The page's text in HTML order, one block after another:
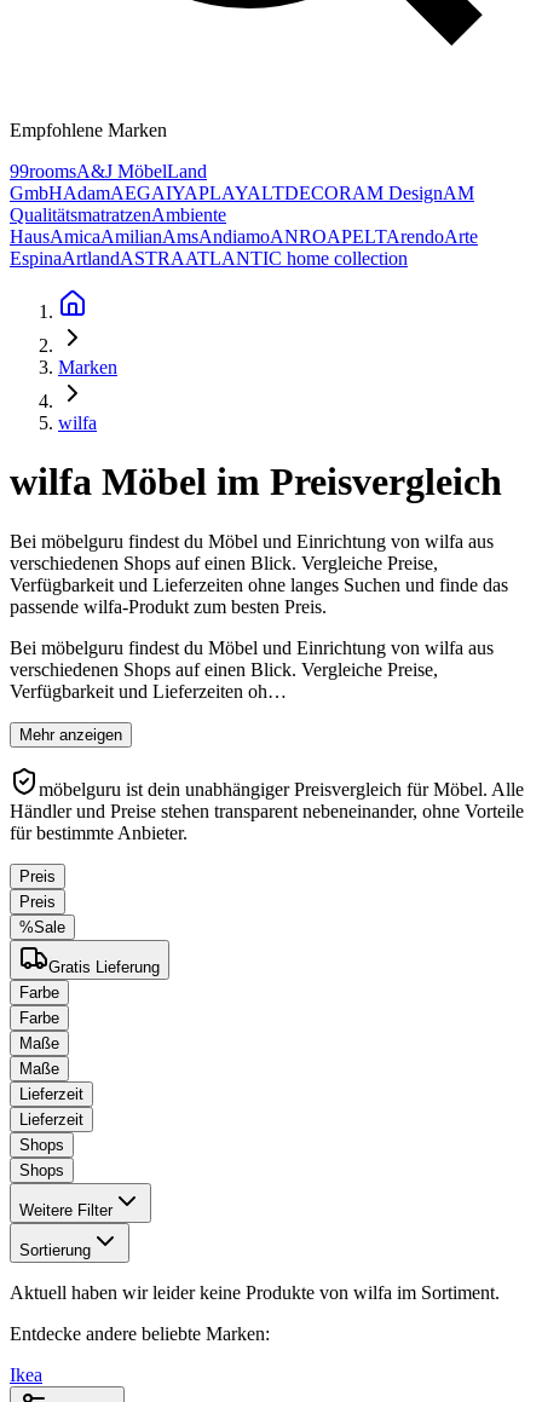
Empfohlene Marken
99roomsA&J MöbelLand
GmbHAdamAEGAIYAPLAYALTDECORAM DesignAM
QualitätsmatratzenAmbiente
HausAmicaAmilianAmsAndiamoANROAPELTArendoArte
EspinaArtlandASTRAATLANTIC home collection
Marken
wilfa
wilfa Möbel im Preisvergleich
Bei möbelguru findest du Möbel und Einrichtung von wilfa aus
verschiedenen Shops auf einen Blick. Vergleiche Preise,
Verfügbarkeit und Lieferzeiten ohne langes Suchen und finde das
passende wilfa-Produkt zum besten Preis.
Bei möbelguru findest du Möbel und Einrichtung von wilfa aus
verschiedenen Shops auf einen Blick. Vergleiche Preise,
Verfügbarkeit und Lieferzeiten oh…
Mehr anzeigen
möbelguru ist dein unabhängiger Preisvergleich für Möbel. Alle
Händler und Preise stehen transparent nebeneinander, ohne Vorteile
für bestimmte Anbieter.
Preis
Preis
%Sale
Gratis Lieferung
Farbe
Farbe
Maße
Maße
Lieferzeit
Lieferzeit
Shops
Shops
Weitere Filter
Sortierung
Aktuell haben wir leider keine Produkte von wilfa im Sortiment.
Entdecke andere beliebte Marken:
Ikea